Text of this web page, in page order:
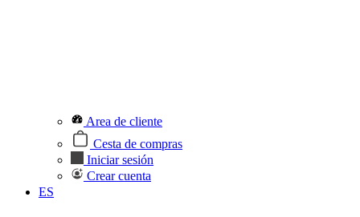
Area de cliente
Cesta de compras
Iniciar sesión
Crear cuenta
ES